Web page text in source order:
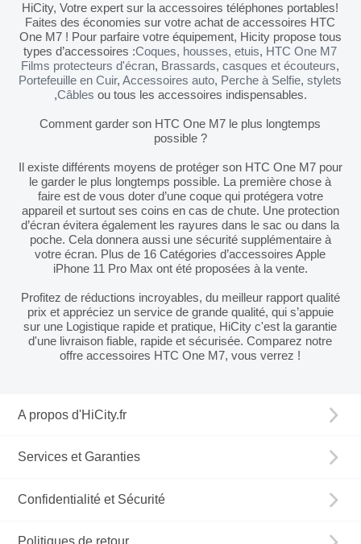
HiCity, Votre expert sur la accessoires téléphones portables!
Faites des économies sur votre achat de accessoires HTC
One M7 ! Pour parfaire votre équipement, Hicity propose tous
types d’accessoires :Coques, housses, etuis, HTC One M7
Films protecteurs d'écran, Brassards,casques et écouteurs,
Portefeuille en Cuir,Accessoires auto, Perche à Selfie,stylets
,Câbles ou tous les accessoires indispensables.
Comment garder son HTC One M7 le plus longtemps
possible ?
Il existe différents moyens de protéger son HTC One M7 pour
le garder le plus longtemps possible. La première chose à
faire est de vous doter d’une coque qui protégera votre
appareil et surtout ses coins en cas de chute. Une protection
d’écran évitera également les rayures dans le sac ou dans la
poche. Cela donnera aussi une sécurité supplémentaire à
votre écran. Plus de 16 Catégories d’accessoires Apple
iPhone 11 Pro Max ont été proposées à la vente.
Profitez de réductions incroyables, du meilleur rapport qualité
prix et appréciez un service de grande qualité, qui s’appuie
sur une Logistique rapide et pratique, HiCity c'est la garantie
d'une livraison fiable, rapide et sécurisée. Comparez notre
offre accessoires HTC One M7, vous verrez !
A propos d'HiCity.fr
Services et Garanties
Confidentialité et Sécurité